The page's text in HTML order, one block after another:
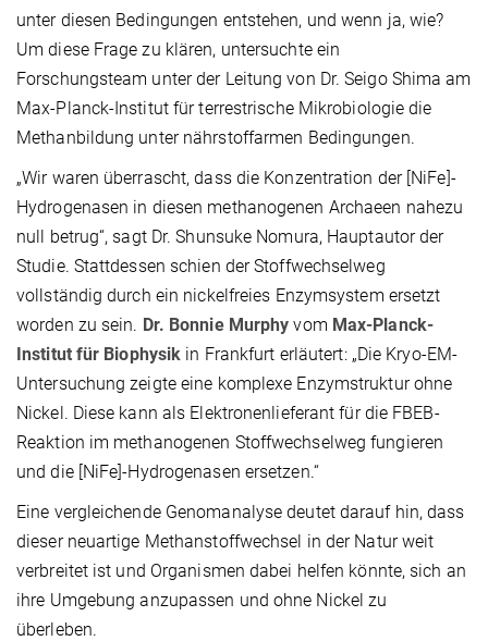
unter diesen Bedingungen entstehen, und wenn ja, wie?
Um diese Frage zu klären, untersuchte ein
Forschungsteam unter der Leitung von Dr. Seigo Shima am
Max-Planck-Institut für terrestrische Mikrobiologie die
Methanbildung unter nährstoffarmen Bedingungen.
„Wir waren überrascht, dass die Konzentration der [NiFe]-
Hydrogenasen in diesen methanogenen Archaeen nahezu
null betrug“, sagt Dr. Shunsuke Nomura, Hauptautor der
Studie. Stattdessen schien der Stoffwechselweg
vollständig durch ein nickelfreies Enzymsystem ersetzt
worden zu sein. Dr. Bonnie Murphy vom Max-Planck-
Institut für Biophysik in Frankfurt erläutert: „Die Kryo-EM-
Untersuchung zeigte eine komplexe Enzymstruktur ohne
Nickel. Diese kann als Elektronenlieferant für die FBEB-
Reaktion im methanogenen Stoffwechselweg fungieren
und die [NiFe]-Hydrogenasen ersetzen.“
Eine vergleichende Genomanalyse deutet darauf hin, dass
dieser neuartige Methanstoffwechsel in der Natur weit
verbreitet ist und Organismen dabei helfen könnte, sich an
ihre Umgebung anzupassen und ohne Nickel zu
überleben.